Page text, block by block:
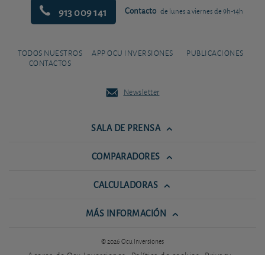
913 009 141 Contacto de lunes a viernes de 9h-14h
TODOS NUESTROS
CONTACTOS
APP OCU INVERSIONES PUBLICACIONES
Newsletter
SALA DE PRENSA
COMPARADORES
CALCULADORAS
MÁS INFORMACIÓN
© 2026 Ocu Inversiones